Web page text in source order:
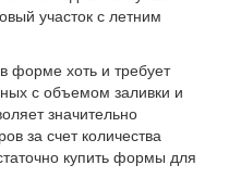
участок с летним
форме хоть и требует
с объемом заливки и
значительно
за счет количества
купить формы для